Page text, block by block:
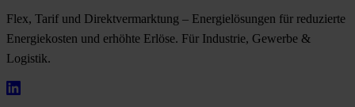
Flex, Tarif und Direktvermarktung – Energielösungen für reduzierte
Energiekosten und erhöhte Erlöse. Für Industrie, Gewerbe &
Logistik.